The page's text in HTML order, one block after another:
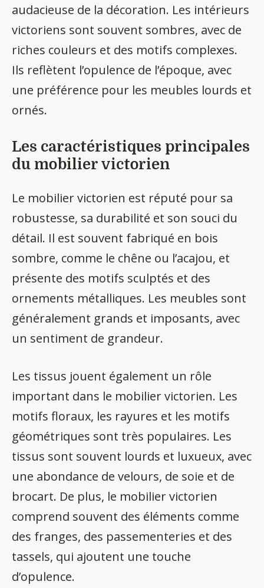
audacieuse de la décoration. Les intérieurs
victoriens sont souvent sombres, avec de
riches couleurs et des motifs complexes.
Ils reflètent l’opulence de l’époque, avec
une préférence pour les meubles lourds et
ornés.
Les caractéristiques principales
du mobilier victorien
Le mobilier victorien est réputé pour sa
robustesse, sa durabilité et son souci du
détail. Il est souvent fabriqué en bois
sombre, comme le chêne ou l’acajou, et
présente des motifs sculptés et des
ornements métalliques. Les meubles sont
généralement grands et imposants, avec
un sentiment de grandeur.
Les tissus jouent également un rôle
important dans le mobilier victorien. Les
motifs floraux, les rayures et les motifs
géométriques sont très populaires. Les
tissus sont souvent lourds et luxueux, avec
une abondance de velours, de soie et de
brocart. De plus, le mobilier victorien
comprend souvent des éléments comme
des franges, des passementeries et des
tassels, qui ajoutent une touche
d’opulence.